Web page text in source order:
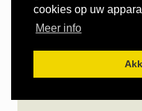
cookies op uw
Meer info